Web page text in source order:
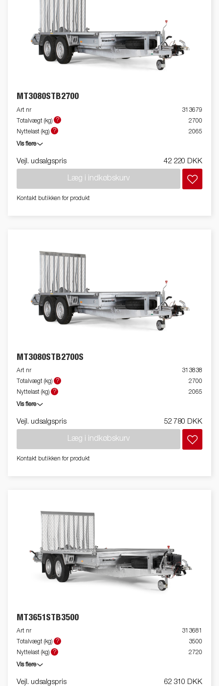
MT3080STB2700
Art nr
313679
Totalvægt (kg)
?
2700
Nyttelast (kg)
? 2065
Vis flere
Vejl. udsalgspris 42 220 DKK
Læg i indkøbskurv
Kontakt butikken for produkt
MT3080STB2700S
Art nr
313838
Totalvægt (kg)
?
2700
Nyttelast (kg)
? 2065
Vis flere
Vejl. udsalgspris 52 780 DKK
Læg i indkøbskurv
Kontakt butikken for produkt
MT3651STB3500
Art nr
313681
Totalvægt (kg)
?
3500
Nyttelast (kg)
? 2720
Vis flere
Vejl. udsalgspris 62 310 DKK